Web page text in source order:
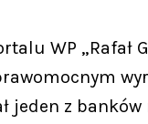
WP „Rafał
jeden z banków